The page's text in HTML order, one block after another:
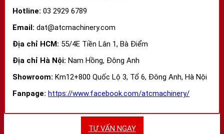
Hotline: 03 2929 6789
Email: dat@atcmachinery.com
Địa chỉ HCM: 55/4E Tiền Lân 1, Bà Điểm
Địa chỉ Hà Nội: Nam Hồng, Đông Anh
Showroom: Km12+800 Quốc Lộ 3, Tổ 6, Đông Anh, Hà Nội
Fanpage: https://www.facebook.com/atcmachinery/
TƯ VẤN NGAY